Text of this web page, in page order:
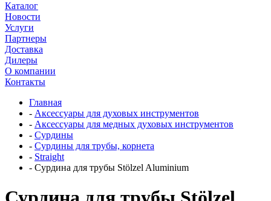
Каталог
Новости
Услуги
Партнеры
Доставка
Дилеры
О компании
Контакты
Главная
- Аксессуары для духовых инструментов
- Аксессуары для медных духовых инструментов
- Сурдины
- Сурдины для трубы, корнета
- Straight
- Сурдина для трубы Stölzel Aluminium